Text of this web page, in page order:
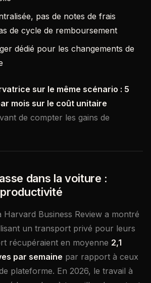
pas de notes de frais
de cycle de remboursement
dédié pour les changements de
sur le même scénario : 5
mois sur le coût unitaire
de compter les gains de
dans la voiture :
Harvard Business Review a montré
un transport privé pour leurs
récupéraient en moyenne 2,1
par semaine par rapport à ceux
plateforme. En 2026, le travail à